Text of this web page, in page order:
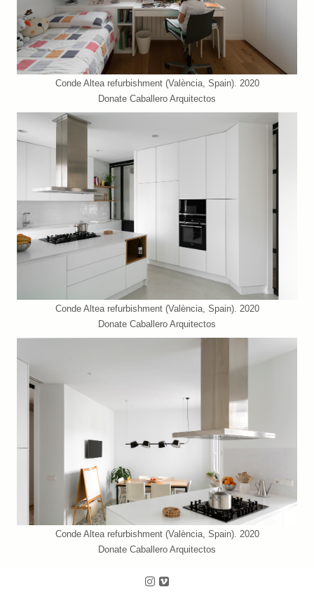
Conde Altea refurbishment (València, Spain). 2020
Donate Caballero Arquitectos
Conde Altea refurbishment (València, Spain). 2020
Donate Caballero Arquitectos
Conde Altea refurbishment (València, Spain). 2020
Donate Caballero Arquitectos
Follow us on Instagram